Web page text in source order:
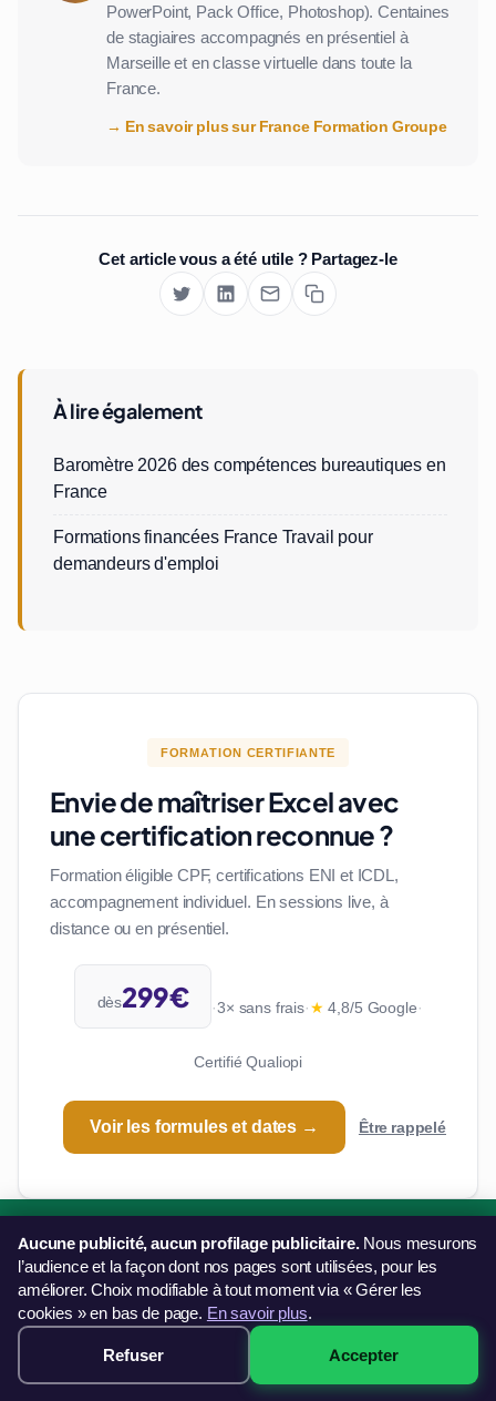
PowerPoint, Pack Office, Photoshop). Centaines
de stagiaires accompagnés en présentiel à
Marseille et en classe virtuelle dans toute la
France.
→ En savoir plus sur France Formation Groupe
Cet article vous a été utile ? Partagez-le
À lire également
Baromètre 2026 des compétences bureautiques en
France
Formations financées France Travail pour
demandeurs d'emploi
FORMATION CERTIFIANTE
Envie de maîtriser Excel avec
une certification reconnue ?
Formation éligible CPF, certifications ENI et ICDL,
accompagnement individuel. En sessions live, à
distance ou en présentiel.
dès299€ ·3× sans frais·★ 4,8/5 Google·
Certifié Qualiopi
Voir les formules et dates → Être rappelé
Formation Excel
dès 299€ Réserver →
Une question sur nos formations ?
Notre équipe vous répond et vous oriente vers la bonne
solution.
Aucune publicité, aucun profilage publicitaire.Nous mesurons
l’audience et la façon dont nos pages sont utilisées, pour les
améliorer. Choix modifiable à tout moment via « Gérer les
cookies » en bas de page. En savoir plus.
Refuser Accepter